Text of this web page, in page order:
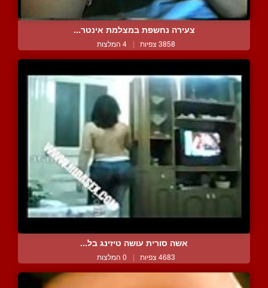
צעירה נחשפת במצלמת אינטר...
3858 צפיות | 4 המלצות
אשה סורית עושה טיזינג בל...
4683 צפיות | 0 המלצות